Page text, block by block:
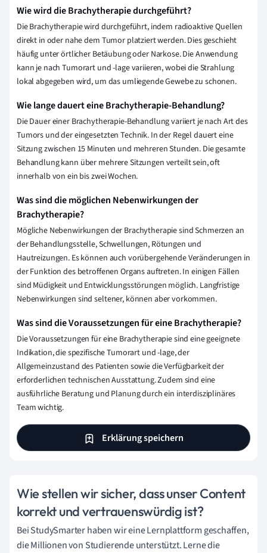
Wie wird die Brachytherapie durchgeführt?
Die Brachytherapie wird durchgeführt, indem radioaktive Quellen
direkt in oder nahe dem Tumor platziert werden. Dies geschieht
häufig unter örtlicher Betäubung oder Narkose. Die Anwendung
kann je nach Tumorart und -lage variieren, wobei die Strahlung
lokal abgegeben wird, um das umliegende Gewebe zu schonen.
Wie lange dauert eine Brachytherapie-Behandlung?
Die Dauer einer Brachytherapie-Behandlung variiert je nach Art des
Tumors und der eingesetzten Technik. In der Regel dauert eine
Sitzung zwischen 15 Minuten und mehreren Stunden. Die gesamte
Behandlung kann über mehrere Sitzungen verteilt sein, oft
innerhalb von ein bis zwei Wochen.
Was sind die möglichen Nebenwirkungen der
Brachytherapie?
Mögliche Nebenwirkungen der Brachytherapie sind Schmerzen an
der Behandlungsstelle, Schwellungen, Rötungen und
Hautreizungen. Es können auch vorübergehende Veränderungen in
der Funktion des betroffenen Organs auftreten. In einigen Fällen
sind Müdigkeit und Entwicklungsstörungen möglich. Langfristige
Nebenwirkungen sind seltener, können aber vorkommen.
Was sind die Voraussetzungen für eine Brachytherapie?
Die Voraussetzungen für eine Brachytherapie sind eine geeignete
Indikation, die spezifische Tumorart und -lage, der
Allgemeinzustand des Patienten sowie die Verfügbarkeit der
erforderlichen technischen Ausstattung. Zudem sind eine
ausführliche Beratung und Planung durch ein interdisziplinäres
Team wichtig.
Erklärung speichern
Wie stellen wir sicher, dass unser Content
korrekt und vertrauenswürdig ist?
Bei StudySmarter haben wir eine Lernplattform geschaffen,
die Millionen von Studierende unterstützt. Lerne die